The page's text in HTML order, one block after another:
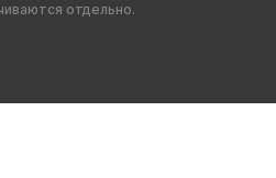
отдельно.